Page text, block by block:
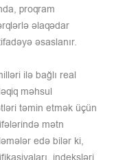
proqram
əlaqədar
əsaslanır.
ilə bağlı real
məhsul
təmin etmək üçün
mətn
edə bilər ki,